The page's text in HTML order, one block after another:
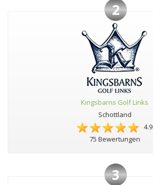
2
Kingsbarns Golf Links
Schottland
4.9
75 Bewertungen
3